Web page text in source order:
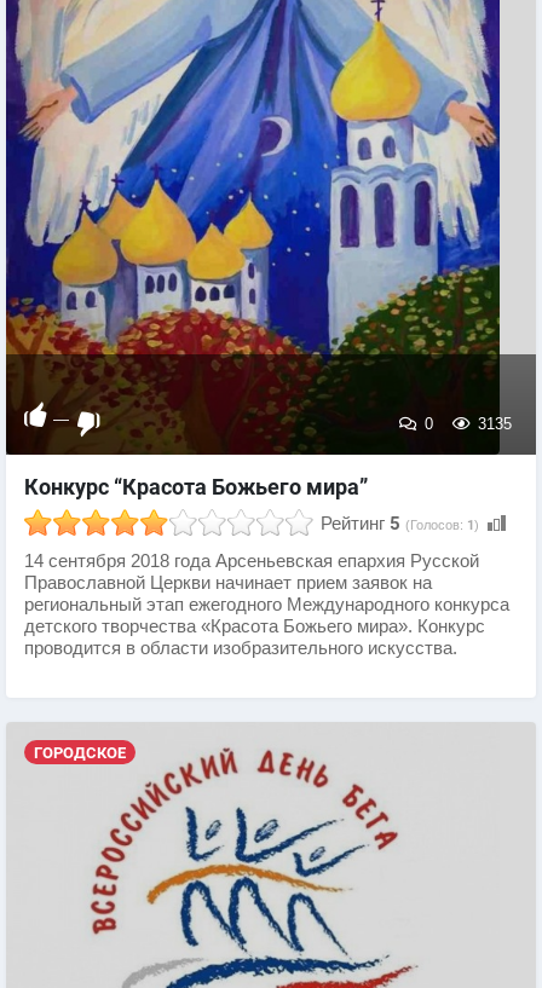
— 0 3135
Конкурс “Красота Божьего мира”
Рейтинг 5 (Голосов: 1 )
14 сентября 2018 года Арсеньевская епархия Русской
Православной Церкви начинает прием заявок на
региональный этап ежегодного Международного конкурса
детского творчества «Красота Божьего мира». Конкурс
проводится в области изобразительного искусства.
ГОРОДСКОЕ